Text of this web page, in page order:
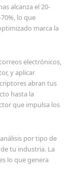
alcanza el 20-
lo que
marca la
electrónicos,
y aplicar
abran tus
hasta la
que impulsa los
por tipo de
tu industria. La
lo que genera